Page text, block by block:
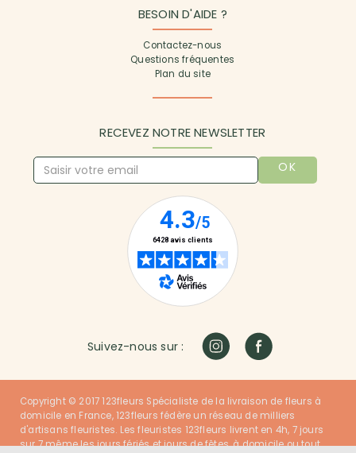
BESOIN D'AIDE ?
Contactez-nous
Questions fréquentes
Plan du site
RECEVEZ NOTRE NEWSLETTER
OK
Suivez-nous sur :
Copyright © 2017 123fleurs Spécialiste de la livraison de fleurs à
domicile en France, 123fleurs fédère un réseau de milliers
d'artisans fleuristes. Les fleuristes 123fleurs livrent en 4h, 7 jours
sur 7 même les jours fériés et jours de fêtes, à domicile ou tout